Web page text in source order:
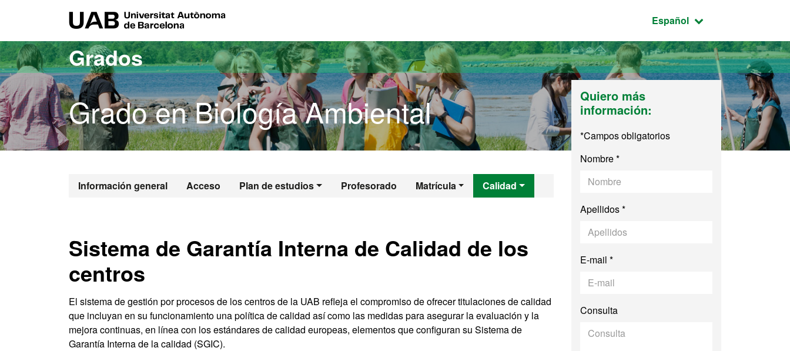
Idioma seleccionado:
Español
Grados
Grado en Biología Ambiental
Información general Acceso Plan de estudios Profesorado Matrícula Calidad
Grado en Biología Ambiental
Sistema de Garantía Interna de Calidad de los
centros
El sistema de gestión por procesos de los centros de la UAB refleja el compromiso de ofrecer titulaciones de calidad
que incluyan en su funcionamiento una política de calidad así como las medidas para asegurar la evaluación y la
mejora continuas, en línea con los estándares de calidad europeas, elementos que configuran su Sistema de
Garantía Interna de la calidad (SGIC).
Quiero más
información:
*Campos obligatorios
Nombre *
Apellidos *
E-mail *
Consulta